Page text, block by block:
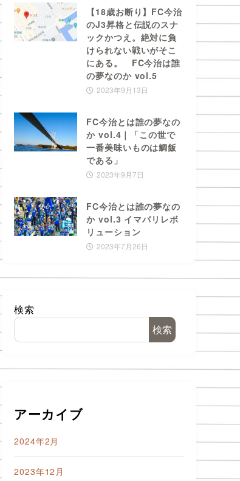
【18歳お断り】FC今治
のJ3昇格と伝説のスナ
ックかつえ。絶対に負
けられない戦いがそこ
にある。 FC今治は誰
の夢なのか vol.5
2023年9月13日
FC今治とは誰の夢なの
か vol.4｜「この世で
一番美味いものは鯛飯
である」
2023年9月7日
FC今治とは誰の夢なの
か vol.3 イマバリレボ
リューション
2023年7月26日
検索
検索
アーカイブ
2024年2月
2023年12月